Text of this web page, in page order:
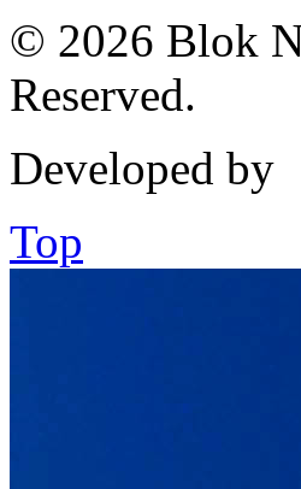
© 2026 Blok
Reserved.
Developed by
Top